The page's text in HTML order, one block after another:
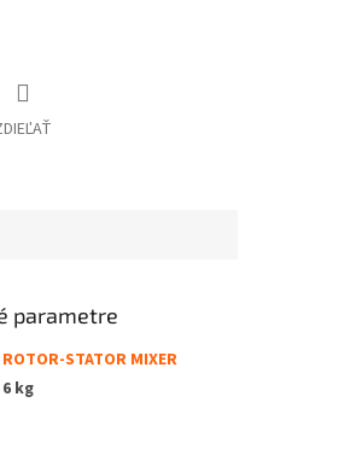
parametre
ROTOR-STATOR MIXER
6 kg